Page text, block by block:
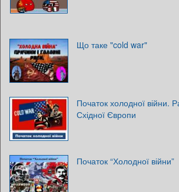
Що таке "cold war"
Початок холодної війни.
Східної Європи
Початок “Холодної війни”